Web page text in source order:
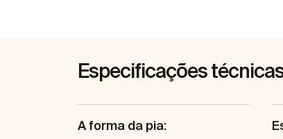
Especificações
A forma da pia: